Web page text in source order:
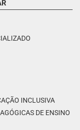
INCLUSIVA
DE ENSINO